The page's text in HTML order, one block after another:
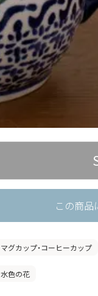
この商品
マグカップ・コーヒーカップ
水色の花